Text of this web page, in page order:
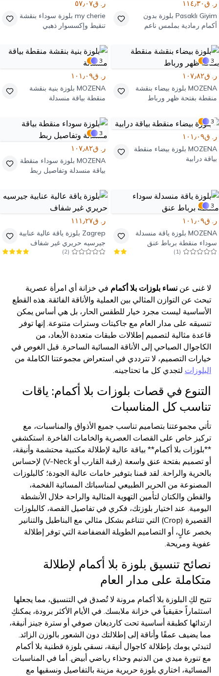
ر. ق١١٤٫٣٠
Pasaklı Giyim بلوزة بدون
أكمام رمادية بملمس ناعم
ر. ق٥٧٫٠٧
my cherie بلوزة سوداء بنقشة
تنقيط وإكسسوار ذهبي
3
ر. ق١٠٧٫٨٢
MOZENA بلوزة بيضاء بنقشة
منقطة بفتحة ظهر ورباط
3
ر. ق١٠١٫٠٩
MOZENA بلوزة بنية بنقشة
منقطة بياقة منسدلة
3
ر. ق١٠١٫٠٩
MOZENA بلوزة بيضاء منقطة
بياقة درابية
3
ر. ق١٠٧٫٨٢
MOZENA بلوزة سوداء منقطة
بياقة منسدلة وتفاصيل ربط
3
ر. ق١٠١٫٠٩
MOZENA بلوزة ياقة منسدلة
سوداء منقطة برباط عنق
(
1
)
ر. ق١١١٫٢٧
Zagrep بلوزة ياقة عالية عنابية
جيرسيه حريري غير شفاف
(
2
)
لا غنى عن نساء بلوزات بلا أكمام في خزانة أي امرأة عصرية
تبحث عن التوازن المثالي بين العملية والأناقة الفائقة. هذه القطع
الأساسية ليست مجرد خيار للطقس الحار، بل هي أساس يمكن
تنسيقه على مدار العام مع جاكيتات وسترات متنوعة. إنها توفر
قاعدة مثالية لتصميم إطلالات طبقات متعددة الأبعاد، من
الكاجوال الصباحي إلى الأناقة المسائية الساحرة. قبل الغوص في
خيارات التصميم، لا تترددي في استعراض مجموعتنا الكاملة من
البلوزات لتجدي كل ما تحتاجينه.
التنوع في قصات بلوزات بلا أكمام: ياقات
تناسب كل المناسبات
تأتي مجموعتنا بتصاميم تناسب جميع الأذواق والمناسبات، مع
تركيز خاص على القصات العصرية والخامات الفاخرة. استكشفي
**بلوزات بلا أكمام** بياقة عالية لإطلالة مكتبية محتشمة وأنيقة،
أو تصميم بفتحة عنق واسعة (رقبة القارب أو V-Neck) لإحساس
بالحرية والراحة. لقد قمنا بتوفير خامات عالية الجودة؛ كالبلوزات
المصنوعة من الحرير الطبيعي لمناسباتك المسائية الفخمة،
والقطن والكتان لتأمين التهوية المثالية والراحة خلال الأنشطة
اليومية. عند اختيار بلوزتك، فكري في تفاصيل القصة، كالبلوزات
القصيرة (Crop) التي تتناغم بشكل مثالي مع البناطيل والتنانير
بخصر عالٍ، أو التصاميم الطويلة الفضفاضة التي توفر إطلالة
عفوية ومريحة.
نصائح تنسيق بلوزة بلا أكمام لإطلالة
متكاملة على مدار العام
تتيح لكِ البلوزة بلا أكمام مرونة لا تُصدق في التنسيق، مما يجعلها
استثماراً حقيقياً في خزانة ملابسك. في الأيام الأكثر برودة، يمكنكِ
ارتدائها كطبقة أساسية تحت كارديغان صوفي أو سترة جينز أنيقة،
مما يضيف عمقًا وأناقة إلى إطلالتك دون الشعور بالوزن الزائد.
لتبدئي يومك بإطلالة كاجوال أنيقة، نسقي بلوزة قطنية بلا أكمام
مع تنورة ميدي من الدنيم وحذاء رياضي أبيض. أما في المناسبات
المسائية، اختاري بلوزة حريرية مزينة بالتفاصيل ونسقيها مع